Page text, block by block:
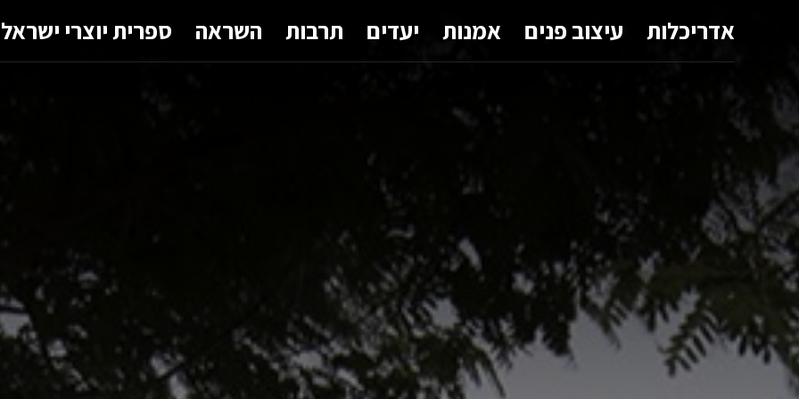
אדריכלות עיצוב פנים אמנות יעדים תרבות השראה ספרית יוצרי ישראל